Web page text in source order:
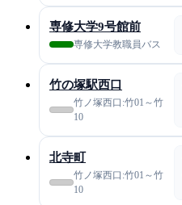
専修大学9号館前
専修大学教職員バス
竹の塚駅西口
竹ノ塚西口:竹01～竹
10
北寺町
竹ノ塚西口:竹01～竹
10